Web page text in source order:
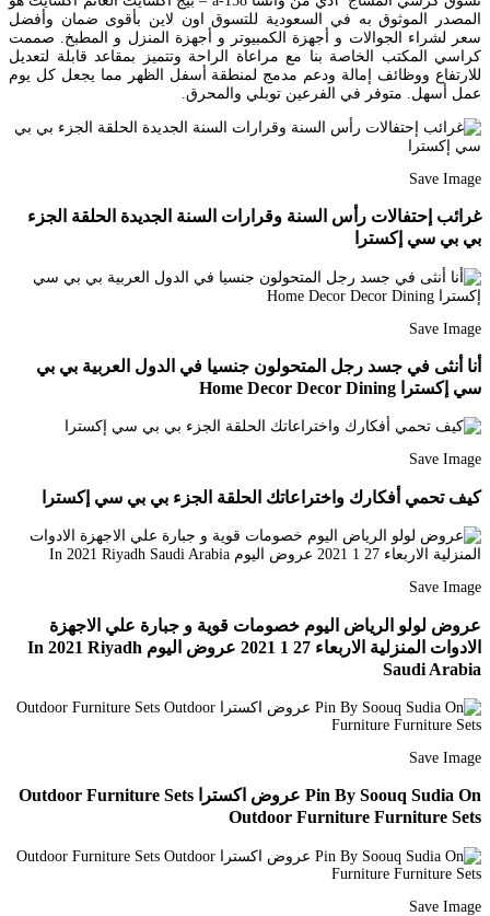
المصدر الموثوق به في السعودية للتسوق اون لاين بأقوى ضمان وأفضل
سعر لشراء الجوالات و أجهزة الكمبيوتر و أجهزة المنزل و المطبخ. صممت
كراسي المكتب الخاصة بنا مع مراعاة الراحة وتتميز بمقاعد قابلة لتعديل
للارتفاع ووظائف إمالة ودعم مدمج لمنطقة أسفل الظهر مما يجعل كل يوم
عمل أسهل. متوفر في الفرعين توبلي والمحرق.
Save Image
غرائب إحتفالات رأس السنة وقرارات السنة الجديدة الحلقة الجزء
بي بي سي إكسترا
Save Image
أنا أنثى في جسد رجل المتحولون جنسيا في الدول العربية بي بي
سي إكسترا Home Decor Decor Dining
Save Image
كيف تحمي أفكارك واختراعاتك الحلقة الجزء بي بي سي إكسترا
Save Image
عروض لولو الرياض اليوم خصومات قوية و جبارة علي الاجهزة
الادوات المنزلية الاربعاء 27 1 2021 عروض اليوم In 2021 Riyadh
Saudi Arabia
Save Image
Pin By Soouq Sudia On عروض اكسترا Outdoor Furniture Sets
Outdoor Furniture Furniture Sets
Save Image